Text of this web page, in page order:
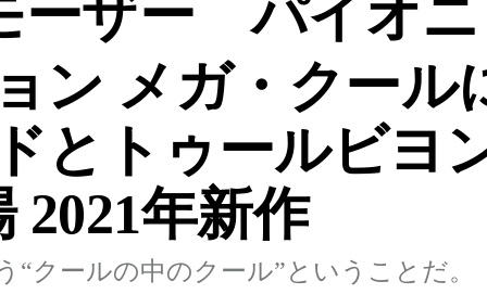
ーザー パイオニ
ン メガ・クール
とトゥールビヨ
2021年新作
クールの中のクール”ということだ。